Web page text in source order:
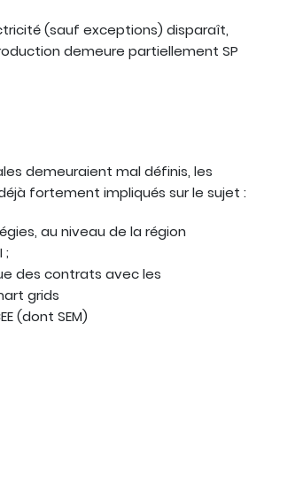
(sauf exceptions) disparaît,
demeure partiellement SP
demeuraient mal définis, les
fortement impliqués sur le sujet :
au niveau de la région
;
des contrats avec les
grids
(dont SEM)